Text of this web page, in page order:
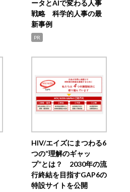
ータとAIで変わる人事
戦略 科学的人事の最
新事例
PR
HIV/エイズにまつわる6
つの“理解のギャッ
プ”とは？ 2030年の流
行終結を目指すGAP6の
特設サイトを公開